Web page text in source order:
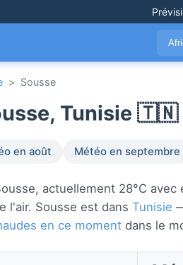
> Sousse
Tunisie 🇹🇳
en août Météo en septembre
actuellement 28°C
l'air. Sousse est dans Tunisie
en ce moment dans le